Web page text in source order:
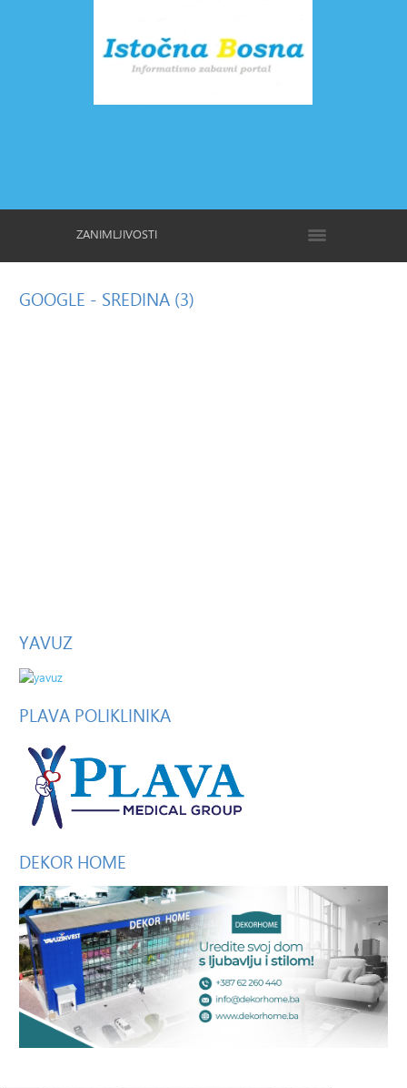
ZANIMLJIVOSTI
GOOGLE - SREDINA (3)
YAVUZ
PLAVA POLIKLINIKA
DEKOR HOME